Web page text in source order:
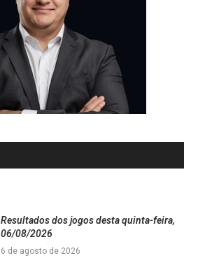
Resultados dos jogos desta quinta-feira,
06/08/2026
6 de agosto de 2026